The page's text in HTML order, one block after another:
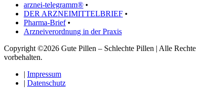
arznei-telegramm® •
DER ARZNEIMITTELBRIEF •
Pharma-Brief•
Arzneiverordnung in der Praxis
Copyright ©2026 Gute Pillen – Schlechte Pillen | Alle Rechte
vorbehalten.
| Impressum
| Datenschutz